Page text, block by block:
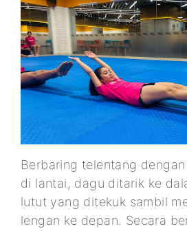
Berbaring telentang
di lantai, dagu ditarik ke
lutut yang ditekuk sambil
lengan ke depan. Secara